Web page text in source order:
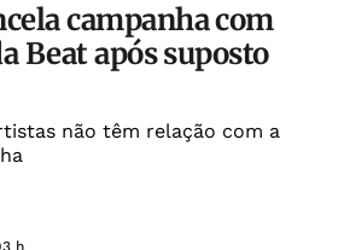
campanha com
Beat após suposto
não têm relação com a
h